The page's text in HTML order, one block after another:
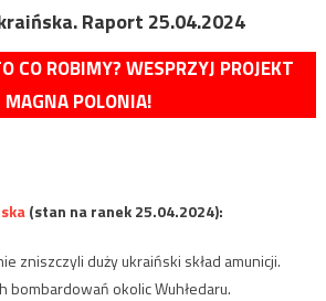
Raport 25.04.2024
CO ROBIMY? WESPRZYJ PROJEKT
MAGNA POLONIA!
(stan na ranek 25.04.2024):
zniszczyli duży ukraiński skład amunicji.
bombardowań okolic Wuhłedaru.